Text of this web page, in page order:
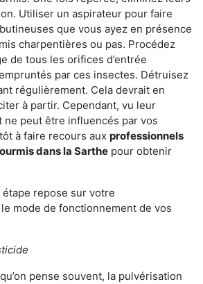
Utiliser un aspirateur pour faire
que vous ayez en présence
charpentières ou pas. Procédez
de tous les orifices d’entrée
par ces insectes. Détruisez
régulièrement. Cela devrait en
à partir. Cependant, vu leur
ne peut être influencés par vos
à faire recours aux professionnels
dans la Sarthe pour obtenir
repose sur votre
mode de fonctionnement de vos
pense souvent, la pulvérisation